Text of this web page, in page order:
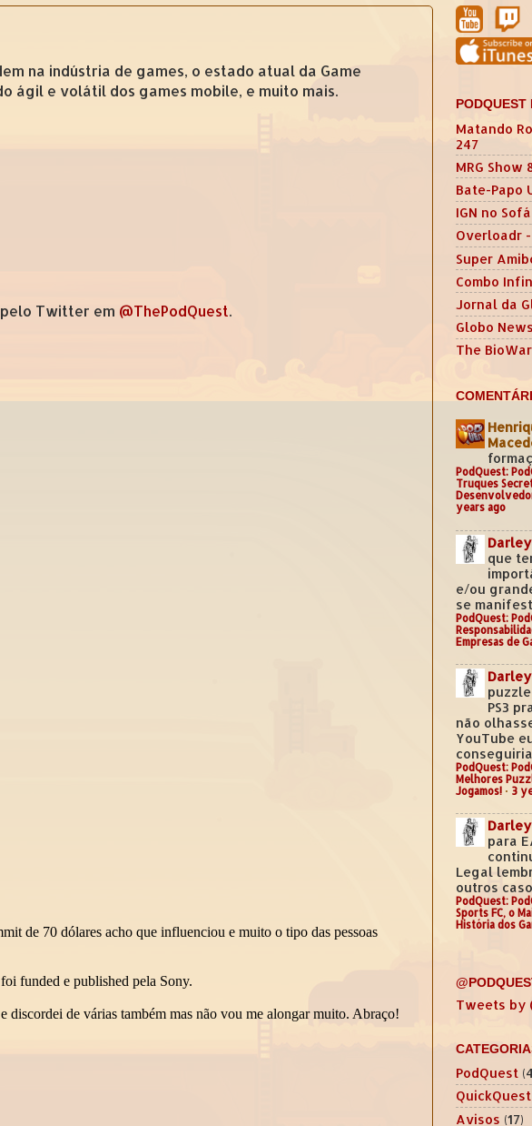
na indústria de games, o estado atual da Game
ágil e volátil dos games mobile, e muito mais.
Twitter em @ThePodQuest.
PODQUEST
Matando
247
MRG Show
Bate-Papo
IGN no Sofá
Overloadr
Super
Combo
Jornal da
Globo
The
PodQuest:
Truques
years ago
que
e/ou
se
PodQuest:
Empresas de
PS3
não
YouTube
PodQuest:
Melhores
Jogamos! · 3
para
Legal
outros
PodQuest:
Sports FC, o
História dos
Tweets by
PodQuest
QuickQuest
Avisos (17)